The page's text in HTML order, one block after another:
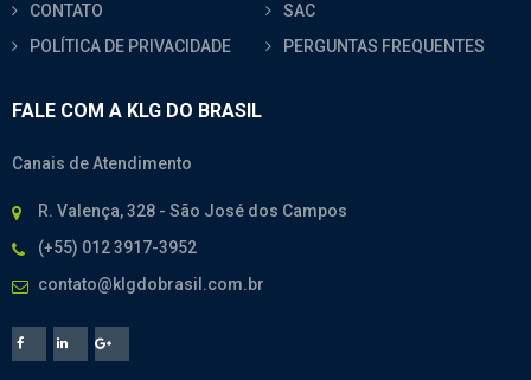
CONTATO
SAC
POLÍTICA DE PRIVACIDADE
PERGUNTAS FREQUENTES
FALE COM A KLG DO BRASIL
Canais de Atendimento
R. Valença, 328 - São José dos Campos
(+55) 012 3917-3952
contato@klgdobrasil.com.br